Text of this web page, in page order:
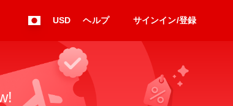
USD ヘルプ サインイン/登録